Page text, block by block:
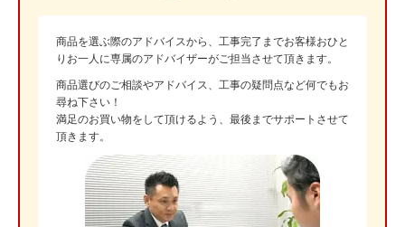
商品を選ぶ際のアドバイスから、工事完了までお客様おひと
りお一人に専属のアドバイザーがご担当させて頂きます。
商品選びのご相談やアドバイス、工事の疑問点など何でもお
尋ね下さい！
満足のお買い物をして頂けるよう、最後までサポートさせて
頂きます。